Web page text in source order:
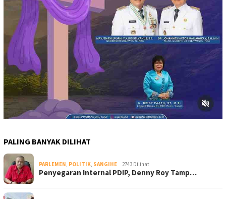
PALING BANYAK DILIHAT
PARLEMEN, POLITIK, SANGIHE 2743 Dilihat
Penyegaran Internal PDIP, Denny Roy Tamp…